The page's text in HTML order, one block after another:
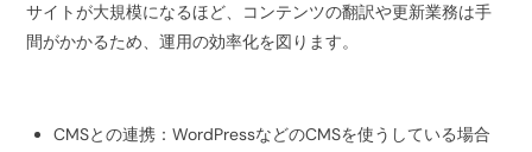
サイトが大規模になるほど、コンテンツの翻訳や更新業務は手
間がかかるため、運用の効率化を図ります。
CMSとの連携：WordPressなどのCMSを使うしている場合